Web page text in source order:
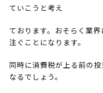
ていこうと考え
ております。おそらく業
注ぐことになります。
同時に消費税が上る前の
なるでしょう。